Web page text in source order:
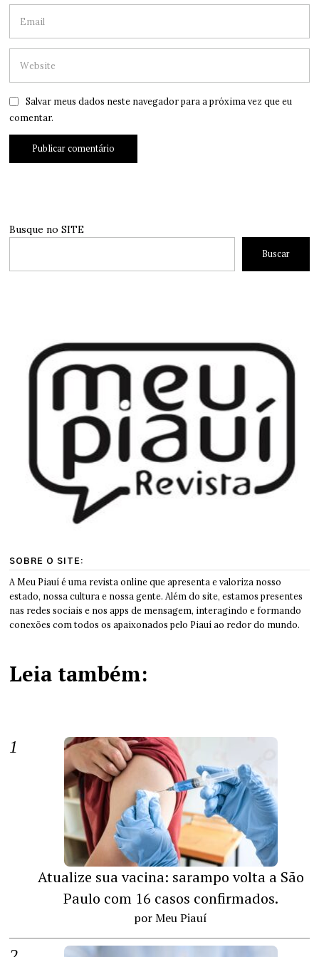
Salvar meus dados neste navegador para a próxima vez que eu
comentar.
Busque no SITE
Buscar
SOBRE O SITE:
A Meu Piauí é uma revista online que apresenta e valoriza nosso
estado, nossa cultura e nossa gente. Além do site, estamos presentes
nas redes sociais e nos apps de mensagem, interagindo e formando
conexões com todos os apaixonados pelo Piauí ao redor do mundo.
Leia também:
Atualize sua vacina: sarampo volta a São
Paulo com 16 casos confirmados.
por Meu Piauí